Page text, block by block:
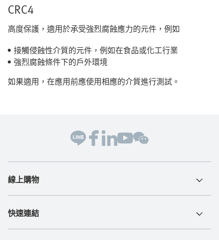
CRC4
高度保護，適用於承受強烈腐蝕應力的元件，例如
接觸侵蝕性介質的元件，例如在食品或化工行業
強烈腐蝕條件下的戶外環境
如果適用，在應用前應使用相應的介質進行測試。
線上購物
快速連結